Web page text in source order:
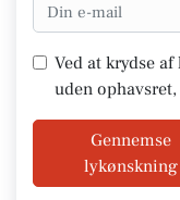
Ved at krydse
uden
Gennemse
lykønskning